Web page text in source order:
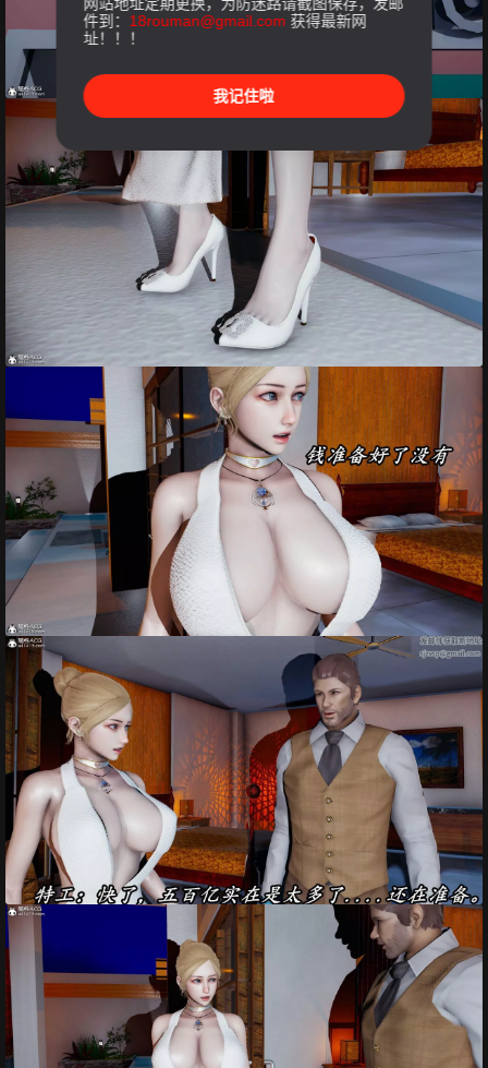
件到： 18rouman@gmail.com 获得最新网
址！！！
我记住啦